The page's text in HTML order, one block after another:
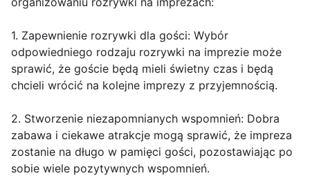
1. Zapewnienie rozrywki dla gości: Wybór
odpowiedniego rodzaju rozrywki na imprezie może
sprawić, że goście będą mieli świetny czas i będą
chcieli wrócić na kolejne imprezy z przyjemnością.
2. Stworzenie niezapomnianych wspomnień: Dobra
zabawa i ciekawe atrakcje mogą sprawić, że impreza
zostanie na długo w pamięci gości, pozostawiając po
sobie wiele pozytywnych wspomnień.